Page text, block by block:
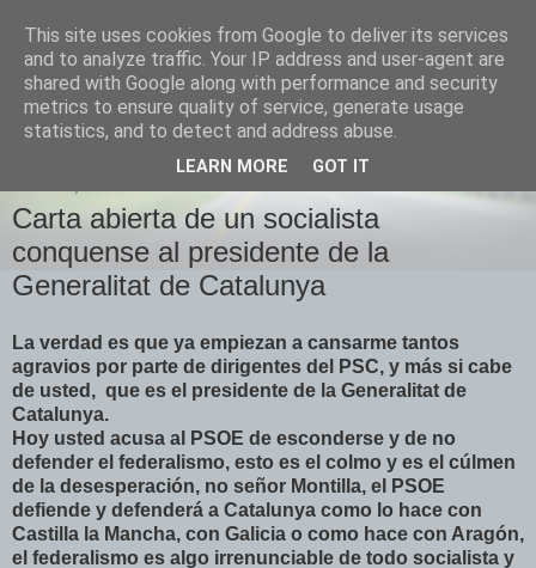
Izquierda Plural
Desde Cuenca para el mundo
Carta abierta de un socialista
conquense al presidente de la
Generalitat de Catalunya
La verdad es que ya empiezan a cansarme tantos
agravios por parte de dirigentes del PSC, y más si cabe
de usted, que es el presidente de la Generalitat de
Catalunya.
Hoy usted acusa al PSOE de esconderse y de no
defender el federalismo, esto es el colmo y es el cúlmen
de la desesperación, no señor Montilla, el PSOE
defiende y defenderá a Catalunya como lo hace con
Castilla la Mancha, con Galicia o como hace con Aragón,
el federalismo es algo irrenunciable de todo socialista y
This site uses cookies from Google to deliver its services
and to analyze traffic. Your IP address and user-agent are
shared with Google along with performance and security
metrics to ensure quality of service, generate usage
statistics, and to detect and address abuse.
LEARN MORE GOT IT